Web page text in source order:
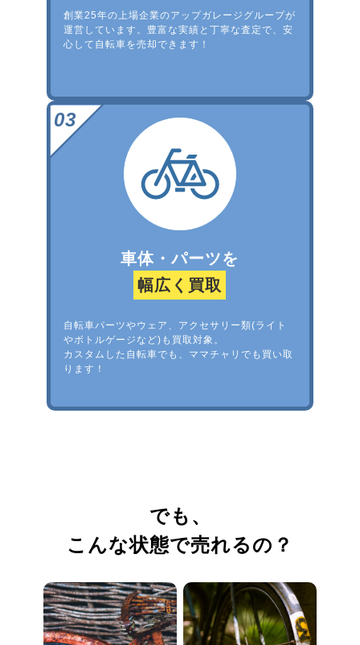
創業25年の上場企業のアップガレージグループが
運営しています。豊富な実績と丁寧な査定で、安
心して自転車を売却できます！
車体・パーツを
幅広く買取
自転車パーツやウェア、アクセサリー類(ライト
やボトルゲージなど)も買取対象。
カスタムした自転車でも、ママチャリでも買い取
ります！
でも、
こんな状態で売れるの？